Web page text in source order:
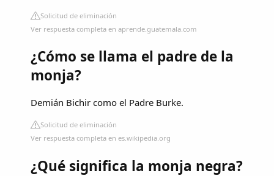
Solicitud de eliminación
Ver respuesta completa en aprende.guatemala.com
¿Cómo se llama el padre de la
monja?
Demián Bichir como el Padre Burke.
Solicitud de eliminación
Ver respuesta completa en es.wikipedia.org
¿Qué significa la monja negra?